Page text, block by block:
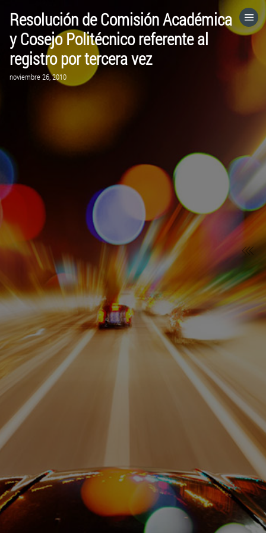
Resolución de Comisión Académica
y Cosejo Politécnico referente al
registro por tercera vez
noviembre 26, 2010
HOME
CATEGORÍAS